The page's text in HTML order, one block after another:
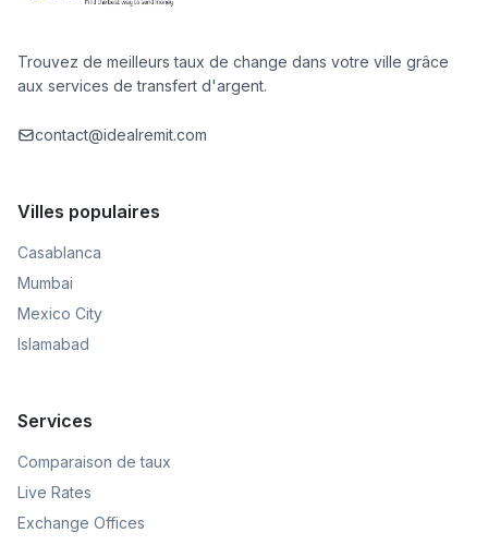
Trouvez de meilleurs taux de change dans votre ville grâce
aux services de transfert d'argent.
contact@idealremit.com
Villes populaires
Casablanca
Mumbai
Mexico City
Islamabad
Services
Comparaison de taux
Live Rates
Exchange Offices